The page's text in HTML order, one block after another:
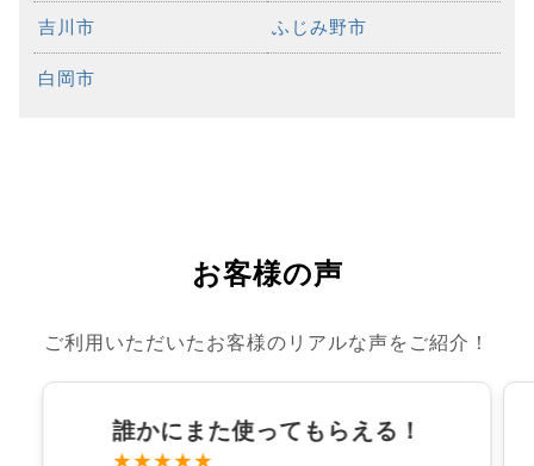
吉川市 ふじみ野市
白岡市
お客様の声
ご利用いただいたお客様のリアルな声をご紹介！
誰かにまた使ってもらえる！
★★★★★